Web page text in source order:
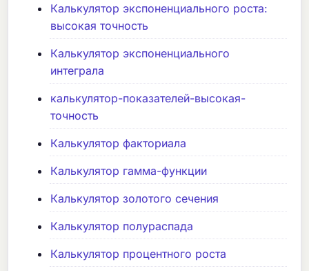
Калькулятор экспоненциального роста:
высокая точность
Калькулятор экспоненциального
интеграла
калькулятор-показателей-высокая-
точность
Калькулятор факториала
Калькулятор гамма-функции
Калькулятор золотого сечения
Калькулятор полураспада
Калькулятор процентного роста